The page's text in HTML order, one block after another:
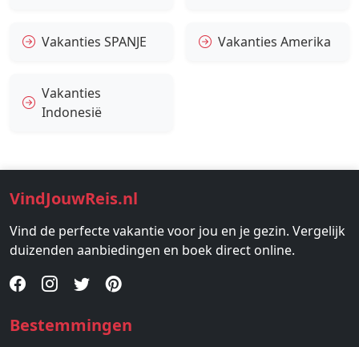
Vakanties SPANJE Vakanties Amerika
Vakanties
Indonesië
VindJouwReis.nl
Vind de perfecte vakantie voor jou en je gezin. Vergelijk
duizenden aanbiedingen en boek direct online.
Bestemmingen